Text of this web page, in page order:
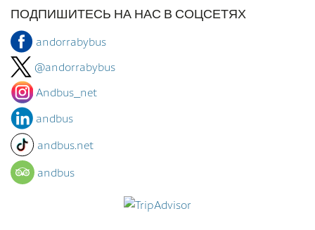
ПОДПИШИТЕСЬ НА НАС В СОЦСЕТЯХ
andorrabybus
@andorrabybus
Andbus_net
andbus
andbus.net
andbus